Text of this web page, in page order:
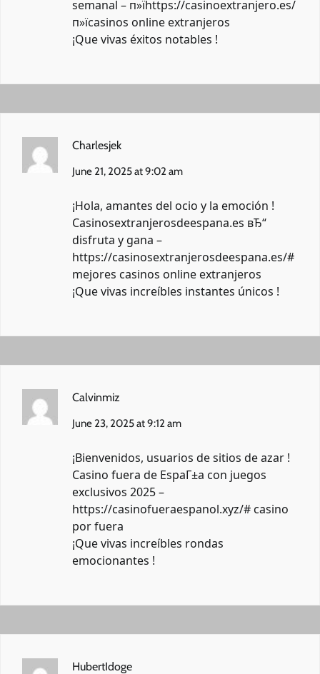
semanal – п»їhttps://casinoextranjero.es/
п»їcasinos online extranjeros
¡Que vivas éxitos notables !
Charlesjek
June 21, 2025 at 9:02 am
¡Hola, amantes del ocio y la emoción !
Casinosextranjerosdeespana.es вЂ“
disfruta y gana –
https://casinosextranjerosdeespana.es/#
mejores casinos online extranjeros
¡Que vivas increíbles instantes únicos !
Calvinmiz
June 23, 2025 at 9:12 am
¡Bienvenidos, usuarios de sitios de azar !
Casino fuera de EspaГ±a con juegos
exclusivos 2025 –
https://casinofueraespanol.xyz/#casino
por fuera
¡Que vivas increíbles rondas
emocionantes !
HubertIdoge